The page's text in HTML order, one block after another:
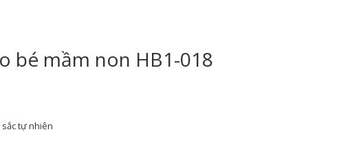
bé mầm non HB1-018
tự nhiên